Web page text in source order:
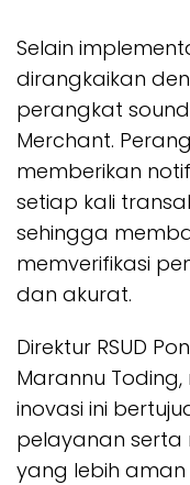
Selain
dirangkaikan
perangkat
Merchant.
memberikan
setiap kali
sehingga
memverifikasi
dan akurat.
Direktur RSUD
Marannu
inovasi ini
pelayanan
yang lebih